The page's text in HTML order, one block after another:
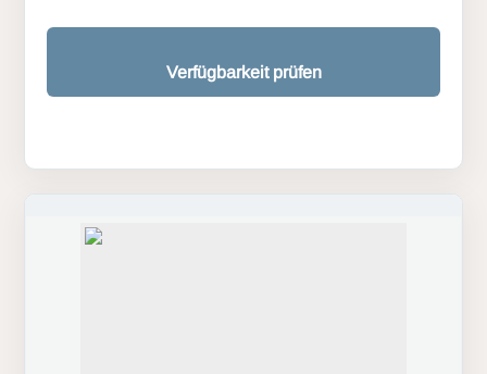
Verfügbarkeit prüfen